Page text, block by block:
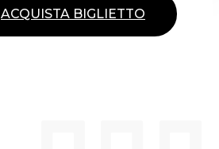
ACQUISTA BIGLIETTO